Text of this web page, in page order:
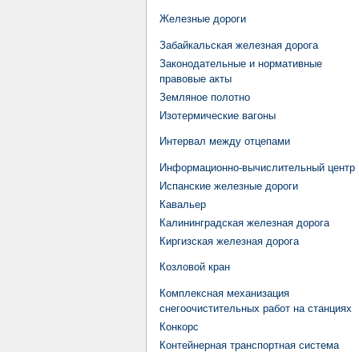
Железные дороги
Забайкальская железная дорога
Законодательные и нормативные
правовые акты
Земляное полотно
Изотермические вагоны
Интервал между отцепами
Информационно-вычислительный центр
Испанские железные дороги
Кавальер
Калининградская железная дорога
Киргизская железная дорога
Козловой кран
Комплексная механизация
снегоочистительных работ на станциях
Конкорс
Контейнерная транспортная система